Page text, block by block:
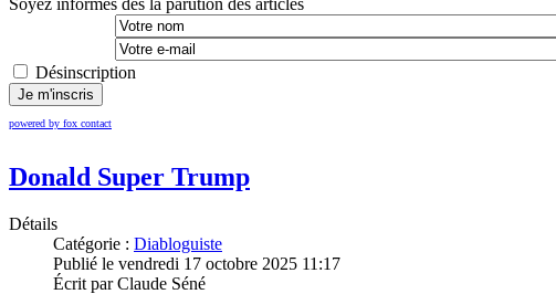
Désinscription
Je m'inscris
powered by fox contact
Donald Super Trump
Détails
Catégorie : Diabloguiste
Publié le vendredi 17 octobre 2025 11:17
Écrit par Claude Séné